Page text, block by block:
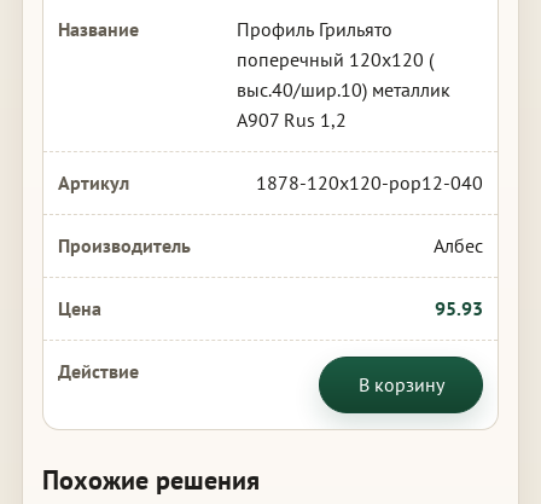
Профиль Грильято
поперечный 120х120 (
выс.40/шир.10) металлик
А907 Rus 1,2
1878-120x120-pop12-040
Албес
95.93
В корзину
Похожие решения